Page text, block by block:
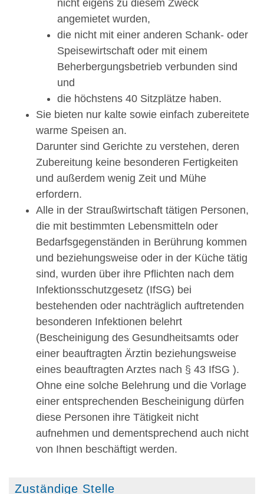
nicht eigens zu diesem Zweck
angemietet wurden,
die nicht mit einer anderen Schank- oder
Speisewirtschaft oder mit einem
Beherbergungsbetrieb verbunden sind
und
die höchstens 40 Sitzplätze haben.
Sie bieten nur kalte sowie einfach zubereitete
warme Speisen an.
Darunter sind Gerichte zu verstehen, deren
Zubereitung keine besonderen Fertigkeiten
und außerdem wenig Zeit und Mühe
erfordern.
Alle in der Straußwirtschaft tätigen Personen,
die mit bestimmten Lebensmitteln oder
Bedarfsgegenständen in Berührung kommen
und beziehungsweise oder in der Küche tätig
sind, wurden über ihre Pflichten nach dem
Infektionsschutzgesetz (IfSG) bei
bestehenden oder nachträglich auftretenden
besonderen Infektionen belehrt
(Bescheinigung des Gesundheitsamts oder
einer beauftragten Ärztin beziehungsweise
eines beauftragten Arztes nach § 43 IfSG ).
Ohne eine solche Belehrung und die Vorlage
einer entsprechenden Bescheinigung dürfen
diese Personen ihre Tätigkeit nicht
aufnehmen und dementsprechend auch nicht
von Ihnen beschäftigt werden.
Zuständige Stelle